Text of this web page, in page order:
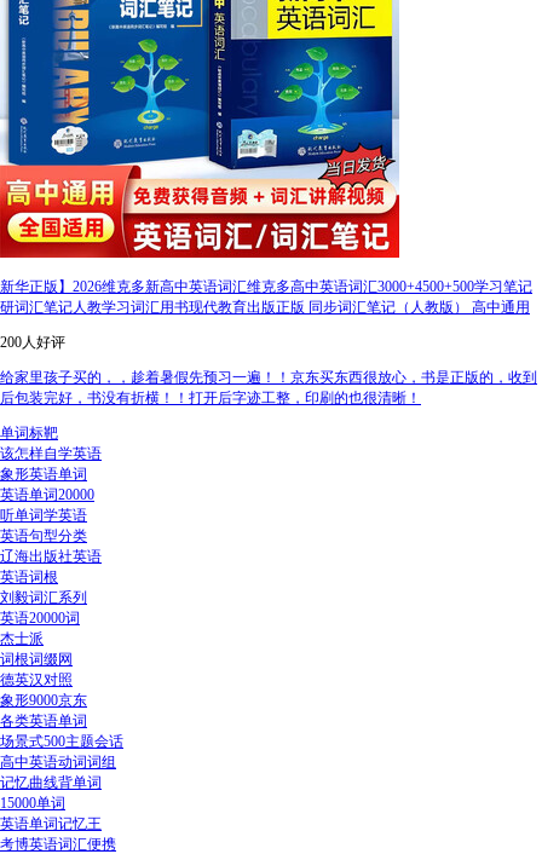
新华正版】2026维克多新高中英语词汇维克多高中英语词汇3000+4500+500学习笔记
研词汇笔记人教学习词汇用书现代教育出版正版 同步词汇笔记（人教版） 高中通用
200人好评
给家里孩子买的，，趁着暑假先预习一遍！！京东买东西很放心，书是正版的，收到
后包装完好，书没有折横！！打开后字迹工整，印刷的也很清晰！
单词标靶
该怎样自学英语
象形英语单词
英语单词20000
听单词学英语
英语句型分类
辽海出版社英语
英语词根
刘毅词汇系列
英语20000词
杰士派
词根词缀网
德英汉对照
象形9000京东
各类英语单词
场景式500主题会话
高中英语动词词组
记忆曲线背单词
15000单词
英语单词记忆王
考博英语词汇便携